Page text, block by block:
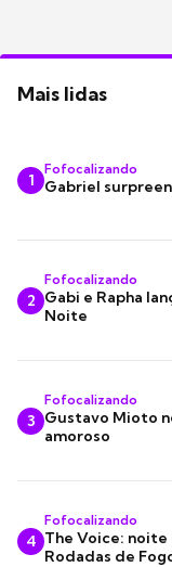
Mais lidas
1
Fofocalizando
Gabriel
2
Fofocalizando
Gabi e Rapha
Noite
3
Fofocalizando
Gustavo Mioto
amoroso
4
Fofocalizando
The Voice: noite
Rodadas de